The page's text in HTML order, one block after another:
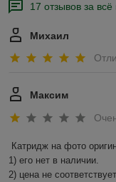
17 отзывов за
Михаил
Максим
Катридж на фото
1) его нет в наличии.
2) цена не соответствует.